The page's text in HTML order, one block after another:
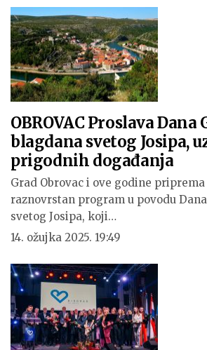
OBROVAC Proslava Dana
blagdana svetog Josipa,
prigodnih događanja
Grad Obrovac i ove godine
raznovrstan program u povodu
svetog Josipa, koji…
14. ožujka 2025. 19:49